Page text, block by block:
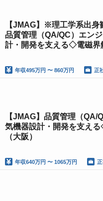
【JMAG】※理工学系出
品質管理（QA/QC）エン
計・開発を支える◇電磁界
年収495万円 〜 860万円 正
【JMAG】品質管理（
気機器設計・開発を支え
（大阪）
年収640万円 〜 1065万円